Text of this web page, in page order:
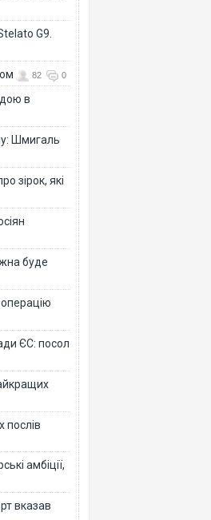
G9.
82 0
в
Шмигаль
зірок, які
буде
ЄС: посол
послів
амбіції,
вказав